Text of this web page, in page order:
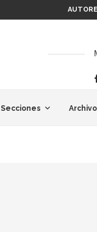
Secciones Archivo